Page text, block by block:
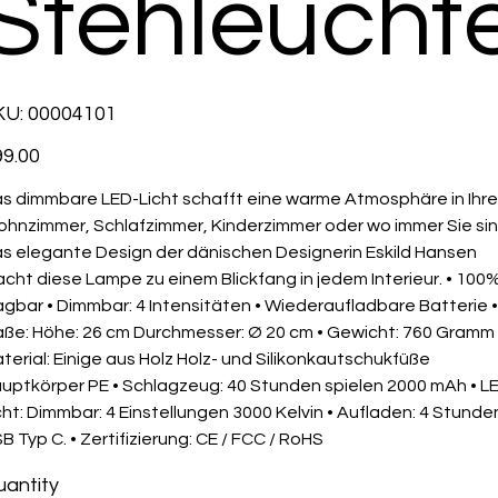
SKU
00004101
00004101
dimmbare LED-Licht schafft eine warme Atmosphäre in
Schlafzimmer, Kinderzimmer oder wo immer Sie
elegante Design der dänischen Designerin Eskild Hansen
diese Lampe zu einem Blickfang in jedem Interieur. •
• Dimmbar: 4 Intensitäten • Wiederaufladbare Batterie •
Höhe: 26 cm Durchmesser: Ø 20 cm • Gewicht: 760 Gramm
Einige aus Holz Holz- und Silikonkautschukfüße
PE • Schlagzeug: 40 Stunden spielen 2000 mAh •
Dimmbar: 4 Einstellungen 3000 Kelvin • Aufladen: 4
Typ C. • Zertifizierung: CE / FCC / RoHS